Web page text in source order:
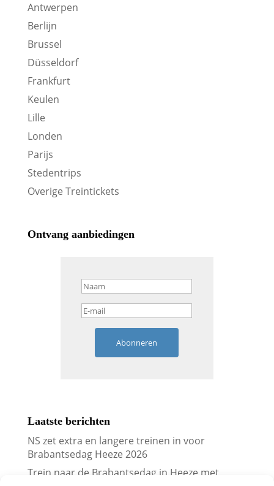
Antwerpen
Berlijn
Brussel
Düsseldorf
Frankfurt
Keulen
Lille
Londen
Parijs
Stedentrips
Overige Treintickets
Ontvang aanbiedingen
Abonneren
Laatste berichten
NS zet extra en langere treinen in voor
Brabantsedag Heeze 2026
Trein naar de Brabantsedag in Heeze met